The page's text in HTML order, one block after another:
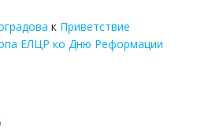
к Приветствие
ЕЛЦР ко Дню Реформации